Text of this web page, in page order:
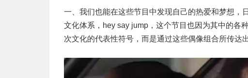
一、我们也能在这些节目中发现自己的热爱和梦想，
文化体系，hey say jump，这个节目也因为其中的各
次文化的代表性符号，而是通过这些偶像组合所传达